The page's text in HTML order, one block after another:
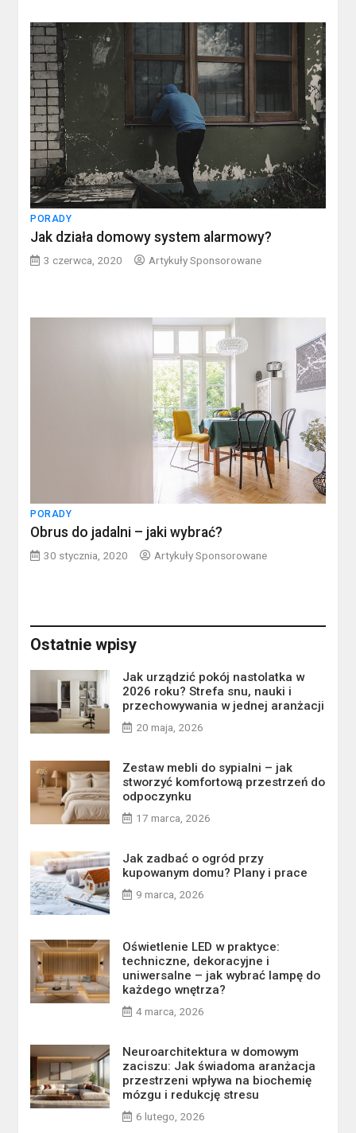
PORADY
Jak działa domowy system alarmowy?
3 czerwca, 2020 Artykuły Sponsorowane
PORADY
Obrus do jadalni – jaki wybrać?
30 stycznia, 2020 Artykuły Sponsorowane
Ostatnie wpisy
Jak urządzić pokój nastolatka w
2026 roku? Strefa snu, nauki i
przechowywania w jednej aranżacji
20 maja, 2026
Zestaw mebli do sypialni – jak
stworzyć komfortową przestrzeń do
odpoczynku
17 marca, 2026
Jak zadbać o ogród przy
kupowanym domu? Plany i prace
9 marca, 2026
Oświetlenie LED w praktyce:
techniczne, dekoracyjne i
uniwersalne – jak wybrać lampę do
każdego wnętrza?
4 marca, 2026
Neuroarchitektura w domowym
zaciszu: Jak świadoma aranżacja
przestrzeni wpływa na biochemię
mózgu i redukcję stresu
6 lutego, 2026